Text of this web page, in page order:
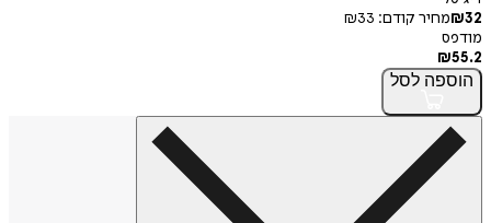
₪32 מחיר קודם: ₪33
מודפס
₪55.2
הוספה לסל